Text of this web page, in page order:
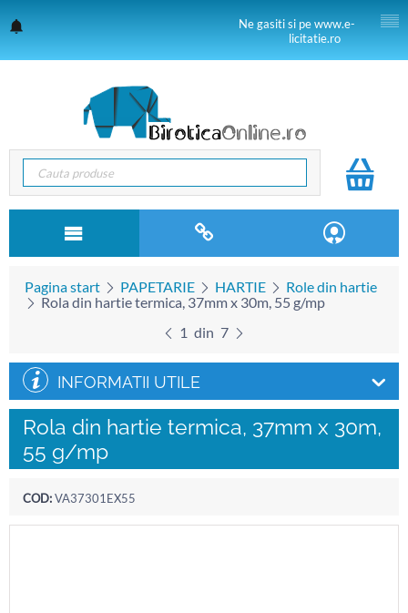
Ne gasiti si pe www.e-
licitatie.ro
Pagina start PAPETARIE HARTIE
Role din hartie
Rola din hartie termica, 37mm x 30m, 55 g/mp
1 din 7
INFORMATII UTILE
Rola din hartie termica, 37mm x 30m,
55 g/mp
COD:VA37301EX55